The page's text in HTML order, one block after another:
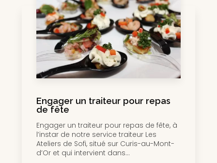
Engager un traiteur pour repas
de fête
Engager un traiteur pour repas de fête, à
l’instar de notre service traiteur Les
Ateliers de Sofi, situé sur Curis-au-Mont-
d’Or et qui intervient dans...